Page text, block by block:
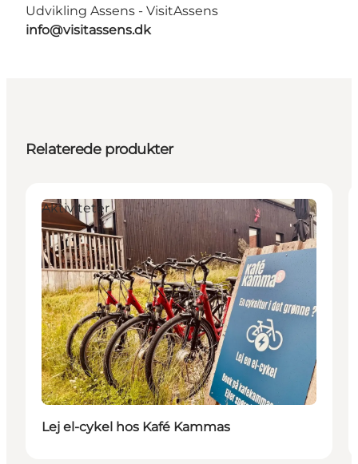
Udvikling Assens - VisitAssens
info@visitassens.dk
Relaterede produkter
Aktiviteter
Lej el-cykel hos Kafé Kammas